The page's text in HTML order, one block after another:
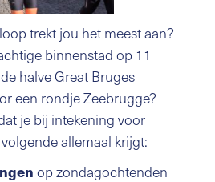
trekt jou het meest aan?
binnenstad op 11
halve Great Bruges
een rondje Zeebrugge?
je bij intekening voor
allemaal krijgt:
op zondagochtenden